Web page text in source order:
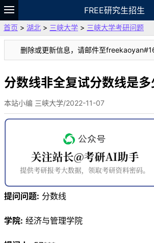
FREE研究生招生
题库
故事 专题 APP 笔记
VIP
资料
首页 > 湖北 > 三峡大学 > 三峡大学考研问题
删除或更新信息，请邮件至
分数线非全复试分数线是
本站小编 三峡大学/2022-11-07
提问问题: 分数线
学院: 经济与管理学院